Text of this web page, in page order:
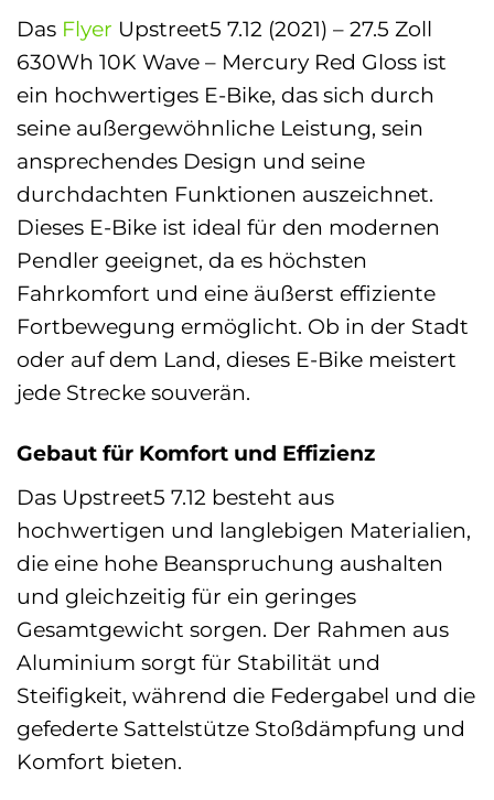
Das Flyer Upstreet5 7.12 (2021) – 27.5 Zoll
630Wh 10K Wave – Mercury Red Gloss ist
ein hochwertiges E-Bike, das sich durch
seine außergewöhnliche Leistung, sein
ansprechendes Design und seine
durchdachten Funktionen auszeichnet.
Dieses E-Bike ist ideal für den modernen
Pendler geeignet, da es höchsten
Fahrkomfort und eine äußerst effiziente
Fortbewegung ermöglicht. Ob in der Stadt
oder auf dem Land, dieses E-Bike meistert
jede Strecke souverän.
Gebaut für Komfort und Effizienz
Das Upstreet5 7.12 besteht aus
hochwertigen und langlebigen Materialien,
die eine hohe Beanspruchung aushalten
und gleichzeitig für ein geringes
Gesamtgewicht sorgen. Der Rahmen aus
Aluminium sorgt für Stabilität und
Steifigkeit, während die Federgabel und die
gefederte Sattelstütze Stoßdämpfung und
Komfort bieten.